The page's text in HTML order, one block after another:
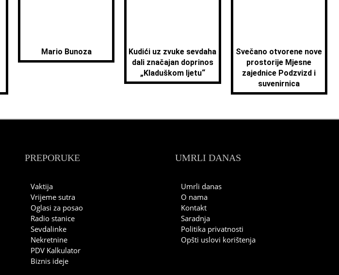
Mario Bunoza
Kudići uz zvuke sevdaha
dali značajan doprinos
„Kladuškom ljetu“
Svečano otvorene nove
prostorije Mjesne
zajednice Podzvizd i
suvenirnica
PREPORUKE
Vaktija
Vrijeme sutra
Oglasi za posao
Radio stanice
Sevdalinke
Nekretnine
PDV Kalkulator
Biznis ideje
UMRLI DANAS
Umrli danas
O nama
Kontakt
Saradnja
Politika privatnosti
Opšti uslovi korištenja